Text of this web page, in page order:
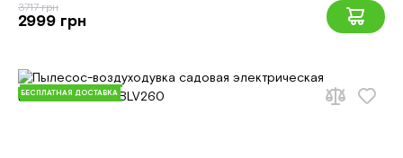
3717 грн
2999 грн
БЕСПЛАТНАЯ ДОСТАВКА